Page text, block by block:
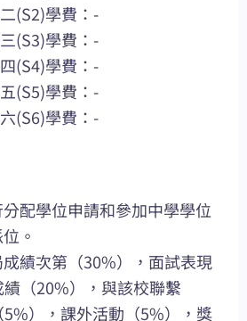
(S2)學費：-
(S3)學費：-
(S4)學費：-
(S5)學費：-
(S6)學費：-
配學位申請和參加中學學位
。
績次第（30%），面試表現
績（20%），與該校聯繫
5%），課外活動（5%），獎